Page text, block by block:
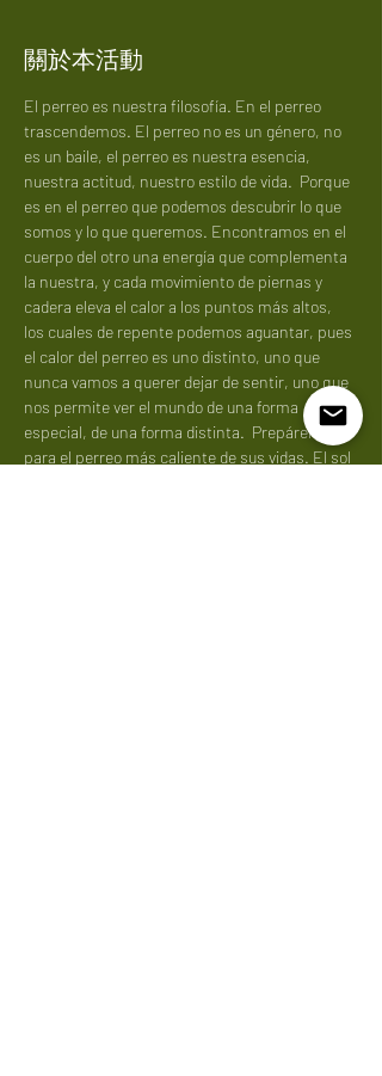
關於本活動
El perreo es nuestra filosofía. En el perreo
trascendemos. El perreo no es un género, no
es un baile, el perreo es nuestra esencia,
nuestra actitud, nuestro estilo de vida.  Porque
es en el perreo que podemos descubrir lo que
somos y lo que queremos. Encontramos en el
cuerpo del otro una energía que complementa
la nuestra, y cada movimiento de piernas y
cadera eleva el calor a los puntos más altos,
los cuales de repente podemos aguantar, pues
el calor del perreo es uno distinto, uno que
nunca vamos a querer dejar de sentir, uno que
nos permite ver el mundo de una forma
especial, de una forma distinta.  Prepárense
para el perreo más caliente de sus vidas. El sol